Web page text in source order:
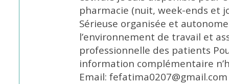
pharmacie (nuit, week-ends et
Sérieuse organisée et
l’environnement de travail et
professionnelle des patients
information complémentaire
Email: fefatima0207@gmail.com